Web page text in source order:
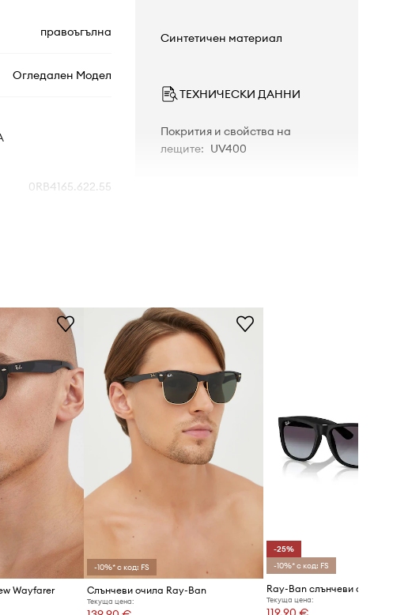
правоъгълна
Огледален Модел
0RB4165.622.55
черен
Ray-Ban
Синтетичен материал
ТЕХНИЧЕСКИ ДАННИ
Покрития и свойства на
лещите: UV400
Wayfarer
-10%* с код: FS
Слънчеви очила Ray-Ban
Текуща цена:
-25%
-10%* с код: FS
Текуща цена: